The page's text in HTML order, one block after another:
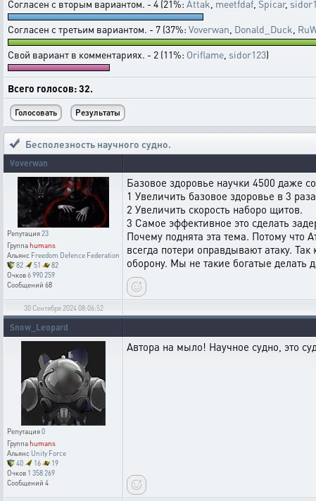
Согласен с вторым вариантом. - 4 (21%: Attak meetfdaf Spicar,
Согласен с третьим вариантом. - 7 (37%: Voverwan Donald_Duck
Свой вариант в комментариях. - 2 (11%: Oriflame sidor123)
Всего голосов: 32.
Бесполезность научного судно.
Voverwan
Репутация23
Группаhumans
Альянс Freedom Defence Federation
82
51
82
Очков6 990 259
Сообщений 68
Базовое здоровье научки 4500 даже
1 Увеличить базовое здоровье в 3
2 Увеличить скорость наборо щитов.
3 Самое эффективное это сделать
Почему поднята эта тема. Потому что
всегда потери оправдывают атаку.
оборону. Мы не такие богатые делать
30 Сентября 2024 08:06:52
Snow_Leopard
Репутация0
Группаhumans
Альянс Unity Force
40
16
19
Очков 1 358 269
Сообщений 4
Автора на мыло! Научное судно, это